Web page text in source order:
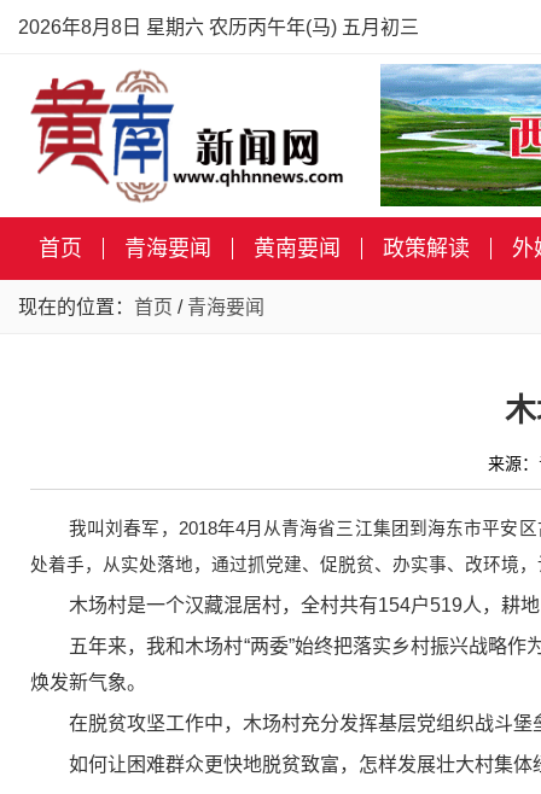
2026年8月8日 星期六 农历丙午年(马) 五月初三
首页 青海要闻 黄南要闻 政策解读 外
现在的位置： 首页 / 青海要闻
来源
我叫刘春军，2018年4月从青海省三江集团到海东市平安
处着手，从实处落地，通过抓党建、促脱贫、办实事、改环境
木场村是一个汉藏混居村，全村共有154户519人，耕
五年来，我和木场村“两委”始终把落实乡村振兴战略
焕发新气象。
在脱贫攻坚工作中，木场村充分发挥基层党组织战斗
如何让困难群众更快地脱贫致富，怎样发展壮大村集体